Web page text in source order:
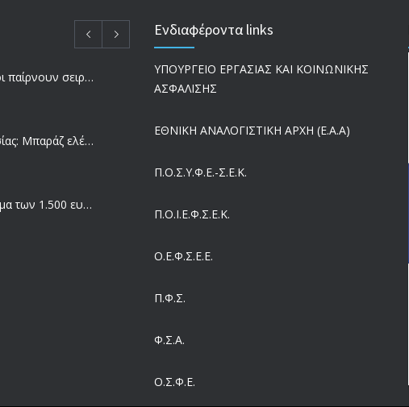
Ποιοι συνταξιούχοι παίρνουν σειρά για επανυπολογισμό σύνταξης με αύξηση και αναδρομικά – Οι εκκρεμότητες ανά Ταμείο
Επιθεώρηση Εργασίας: Μπαράζ ελέγχων με tablets και drones
Μισθός: Το στοίχημα των 1.500 ευρώ – Πόσοι εργαζόμενοι παίρνουν αυτά τα χρήματα
Ενδιαφέροντα links
ΥΠΟΥΡΓΕΙΟ ΕΡΓΑΣΙΑΣ ΚΑΙ ΚΟΙΝΩΝΙΚΗΣ
ΑΣΦΑΛΙΣΗΣ
ΕΘΝΙΚΗ ΑΝΑΛΟΓΙΣΤΙΚΗ ΑΡΧΗ (Ε.Α.Α)
Π.Ο.Σ.Υ.Φ.Ε.-Σ.Ε.Κ.
Π.O.I.Ε.Φ.Σ.Ε.Κ.
Ο.Ε.Φ.Σ.Ε.Ε.
Π.Φ.Σ.
Φ.Σ.Α.
Ο.Σ.Φ.Ε.